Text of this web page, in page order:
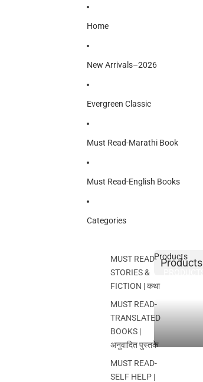
Home
New Arrivals–2026
Evergreen Classic
Must Read-Marathi Book
Must Read-English Books
Categories
MUST READ-
STORIES &
FICTION | कथा
MUST READ-
TRANSLATED
BOOKS |
अनुवादित पुस्तके
MUST READ-
SELF HELP |
Products
Products